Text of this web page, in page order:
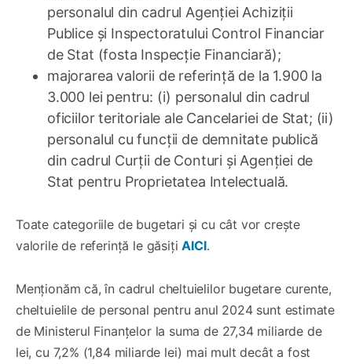
personalul din cadrul Agenției Achiziții
Publice și Inspectoratului Control Financiar
de Stat (fosta Inspecţie Financiară);
majorarea valorii de referință de la 1.900 la
3.000 lei pentru: (i) personalul din cadrul
oficiilor teritoriale ale Cancelariei de Stat; (ii)
personalul cu funcții de demnitate publică
din cadrul Curții de Conturi și Agenției de
Stat pentru Proprietatea Intelectuală.
Toate categoriile de bugetari şi cu cât vor creşte
valorile de referinţă le găsiţiAICI.
Menţionăm că, în cadrul cheltuielilor bugetare curente,
cheltuielile de personal pentru anul 2024 sunt estimate
de Ministerul Finanţelor la suma de 27,34 miliarde de
lei, cu 7,2% (1,84 miliarde lei) mai mult decât a fost